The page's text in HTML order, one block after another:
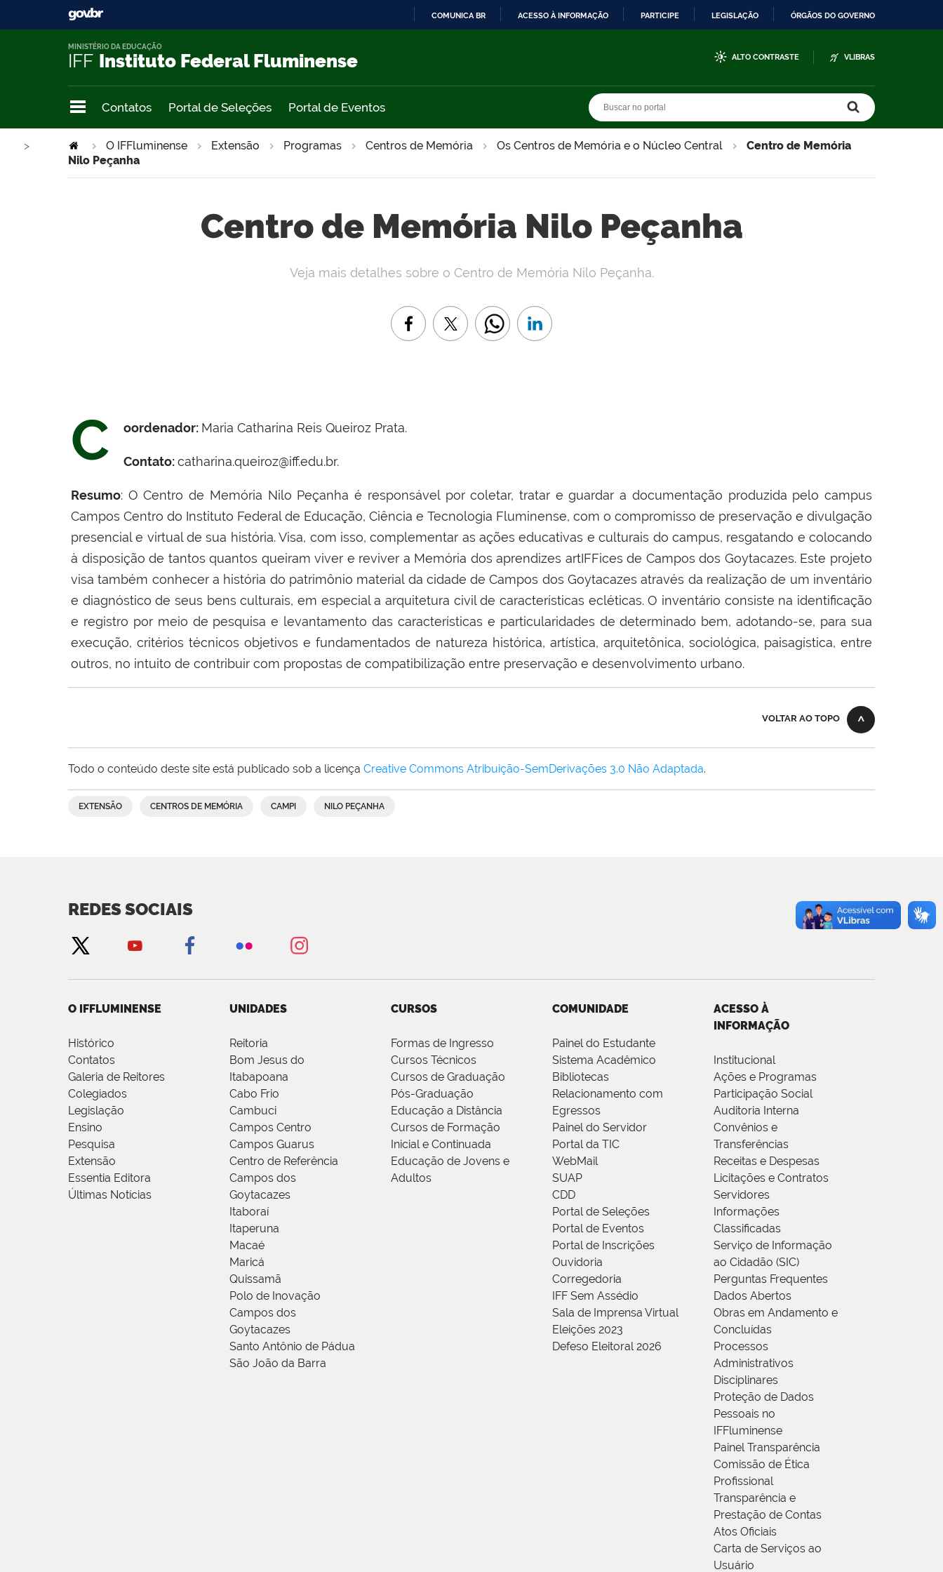
COMUNICA BR ACESSO À INFORMAÇÃO PARTICIPE LEGISLAÇÃO ÓRGÃOS DO GOVERNO
IFF Instituto Federal Fluminense
MINISTÉRIO DA EDUCAÇÃO
ALTO CONTRASTE VLIBRAS
Contatos Portal de Seleções Portal de Eventos
O IFFluminense Extensão Programas Centros de Memória Os Centros de Memória e o Núcleo Central
>
Centro de Memória
Nilo Peçanha
Centro de Memória Nilo Peçanha
Veja mais detalhes sobre o Centro de Memória Nilo Peçanha.
C oordenador: Maria Catharina Reis Queiroz Prata.
Contato:catharina.queiroz@iff.edu.br.
Resumo: O Centro de Memória Nilo Peçanha é responsável por coletar, tratar e guardar a documentação produzida pelo campus
Campos Centro do Instituto Federal de Educação, Ciência e Tecnologia Fluminense, com o compromisso de preservação e divulgação
presencial e virtual de sua história. Visa, com isso, complementar as ações educativas e culturais do campus, resgatando e colocando
à disposição de tantos quantos queiram viver e reviver a Memória dos aprendizes artIFFices de Campos dos Goytacazes. Este projeto
visa também conhecer a história do patrimônio material da cidade de Campos dos Goytacazes através da realização de um inventário
e diagnóstico de seus bens culturais, em especial a arquitetura civil de características ecléticas. O inventário consiste na identificação
e registro por meio de pesquisa e levantamento das características e particularidades de determinado bem, adotando-se, para sua
execução, critérios técnicos objetivos e fundamentados de natureza histórica, artística, arquitetônica, sociológica, paisagística, entre
outros, no intuito de contribuir com propostas de compatibilização entre preservação e desenvolvimento urbano.
VOLTAR AO TOPO
Todo o conteúdo deste site está publicado sob a licença Creative Commons Atribuição-SemDerivações 3.0 Não Adaptada.
EXTENSÃO CENTROS DE MEMÓRIA CAMPI NILO PEÇANHA
REDES SOCIAIS
O IFFLUMINENSE
Histórico
Contatos
Galeria de Reitores
Colegiados
Legislação
Ensino
Pesquisa
Extensão
Essentia Editora
Últimas Notícias
UNIDADES
Reitoria
Bom Jesus do
Itabapoana
Cabo Frio
Cambuci
Campos Centro
Campos Guarus
Centro de Referência
Campos dos
Goytacazes
Itaboraí
Itaperuna
Macaé
Maricá
Quissamã
Polo de Inovação
Campos dos
Goytacazes
Santo Antônio de Pádua
São João da Barra
CURSOS
Formas de Ingresso
Cursos Técnicos
Cursos de Graduação
Pós-Graduação
Educação a Distância
Cursos de Formação
Inicial e Continuada
Educação de Jovens e
Adultos
COMUNIDADE
Painel do Estudante
Sistema Acadêmico
Bibliotecas
Relacionamento com
Egressos
Painel do Servidor
Portal da TIC
WebMail
SUAP
CDD
Portal de Seleções
Portal de Eventos
Portal de Inscrições
Ouvidoria
Corregedoria
IFF Sem Assédio
Sala de Imprensa Virtual
Eleições 2023
Defeso Eleitoral 2026
ACESSO À
INFORMAÇÃO
Institucional
Ações e Programas
Participação Social
Auditoria Interna
Convênios e
Transferências
Receitas e Despesas
Licitações e Contratos
Servidores
Informações
Classificadas
Serviço de Informação
ao Cidadão (SIC)
Perguntas Frequentes
Dados Abertos
Obras em Andamento e
Concluídas
Processos
Administrativos
Disciplinares
Proteção de Dados
Pessoais no
IFFluminense
Painel Transparência
Comissão de Ética
Profissional
Transparência e
Prestação de Contas
Atos Oficiais
Carta de Serviços ao
Usuário